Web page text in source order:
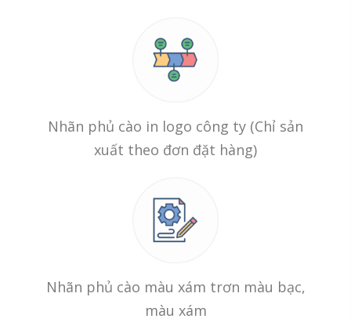
Nhãn phủ cào in logo công ty (Chỉ sản
xuất theo đơn đặt hàng)
Nhãn phủ cào màu xám trơn màu bạc,
màu xám